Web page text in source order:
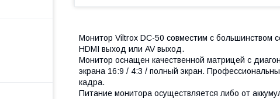
Монитор Viltrox DC-50 совместим с большинством
HDMI выход или AV выход.
Монитор оснащен качественной матрицей с
экрана 16:9 / 4:3 / полный экран.
кадра.
Питание монитора осуществляется либо от